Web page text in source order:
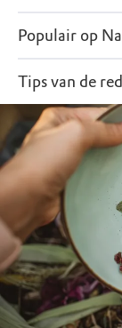
Populair op
Tips van de